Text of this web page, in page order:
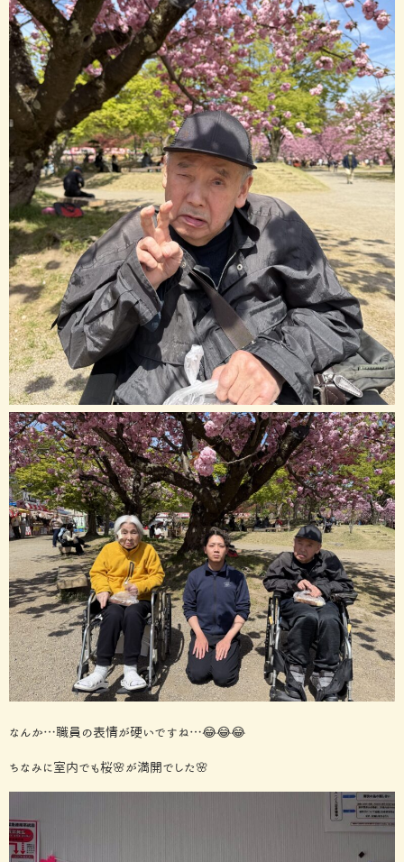
なんか…職員の表情が硬いですね…😂😂😂
ちなみに室内でも桜🌸が満開でした🌸